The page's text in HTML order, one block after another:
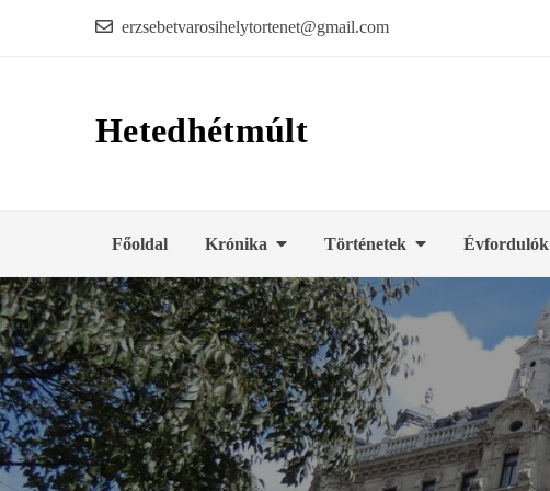
erzsebetvarosihelytortenet@gmail.com
Hetedhétmúlt
Főoldal Krónika Történetek Évfordulók